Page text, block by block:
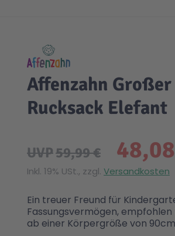
Affenzahn
Rucksack Elefant
UVP59,99 €
Inkl. 19% USt., zzgl. Versandkosten
Ein treuer Freund für
Fassungsvermögen,
ab einer Körpergröße von